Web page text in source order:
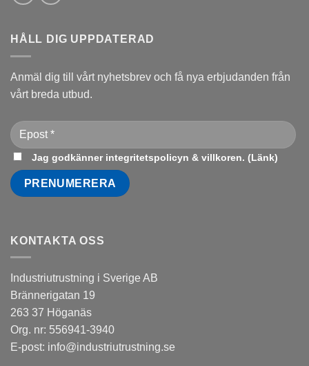
HÅLL DIG UPPDATERAD
Anmäl dig till vårt nyhetsbrev och få nya erbjudanden från
vårt breda utbud.
Jag godkänner integritetspolicyn & villkoren. (Länk)
KONTAKTA OSS
Industriutrustning i Sverige AB
Brännerigatan 19
263 37 Höganäs
Org. nr: 556941-3940
E-post: info@industriutrustning.se